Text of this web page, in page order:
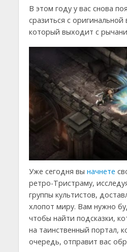
В этом году у вас снова
сразиться с
который выходит с
Уже сегодня вы начнете
ретро-Тристраму,
группы культистов,
хлопот миру. Вам нужно
чтобы найти подсказки,
на таинственный портал,
очередь, отправит вас